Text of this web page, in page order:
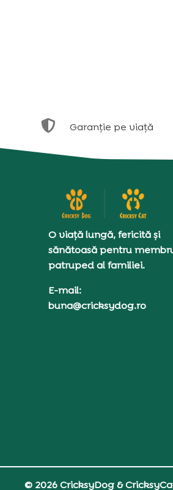
 Garanție pe viață
O viață lungă, fericită și
sănătoasă pentru
patruped al familiei.
E-mail:
buna@cricksydog.ro
© 2026 CricksyDog &